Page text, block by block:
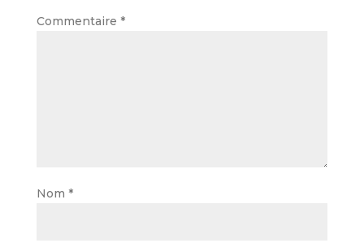
Commentaire *
Nom *